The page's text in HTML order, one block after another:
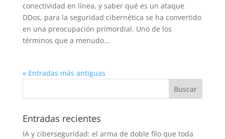
conectividad en línea, y saber qué es un ataque
DDos, para la seguridad cibernética se ha convertido
en una preocupación primordial. Uno de los
términos que a menudo...
« Entradas más antiguas
Entradas recientes
IA y ciberseguridad: el arma de doble filo que toda